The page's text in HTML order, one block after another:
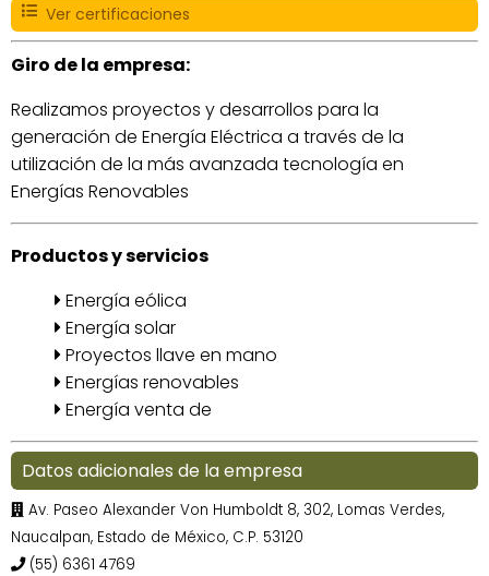
Ver certificaciones
Giro de la empresa:
Realizamos proyectos y desarrollos para la
generación de Energía Eléctrica a través de la
utilización de la más avanzada tecnología en
Energías Renovables
Productos y servicios
Energía eólica
Energía solar
Proyectos llave en mano
Energías renovables
Energía venta de
Datos adicionales de la empresa
Av. Paseo Alexander Von Humboldt 8, 302, Lomas Verdes,
Naucalpan, Estado de México, C.P. 53120
(55) 6361 4769